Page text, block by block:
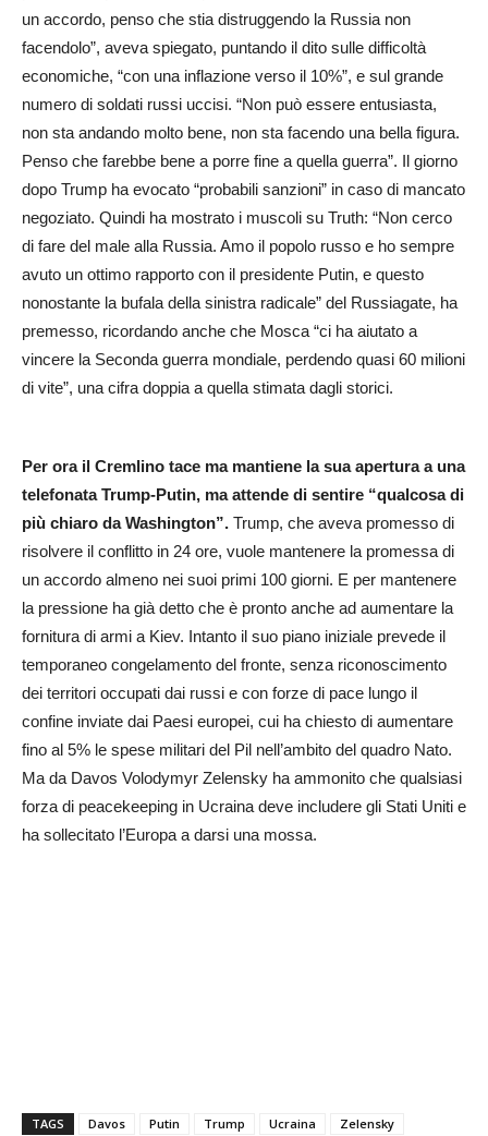
un accordo, penso che stia distruggendo la Russia non
facendolo”, aveva spiegato, puntando il dito sulle difficoltà
economiche, “con una inflazione verso il 10%”, e sul grande
numero di soldati russi uccisi. “Non può essere entusiasta,
non sta andando molto bene, non sta facendo una bella figura.
Penso che farebbe bene a porre fine a quella guerra”. Il giorno
dopo Trump ha evocato “probabili sanzioni” in caso di mancato
negoziato. Quindi ha mostrato i muscoli su Truth: “Non cerco
di fare del male alla Russia. Amo il popolo russo e ho sempre
avuto un ottimo rapporto con il presidente Putin, e questo
nonostante la bufala della sinistra radicale” del Russiagate, ha
premesso, ricordando anche che Mosca “ci ha aiutato a
vincere la Seconda guerra mondiale, perdendo quasi 60 milioni
di vite”, una cifra doppia a quella stimata dagli storici.
Per ora il Cremlino tace ma mantiene la sua apertura a una
telefonata Trump-Putin, ma attende di sentire “qualcosa di
più chiaro da Washington”. Trump, che aveva promesso di
risolvere il conflitto in 24 ore, vuole mantenere la promessa di
un accordo almeno nei suoi primi 100 giorni. E per mantenere
la pressione ha già detto che è pronto anche ad aumentare la
fornitura di armi a Kiev. Intanto il suo piano iniziale prevede il
temporaneo congelamento del fronte, senza riconoscimento
dei territori occupati dai russi e con forze di pace lungo il
confine inviate dai Paesi europei, cui ha chiesto di aumentare
fino al 5% le spese militari del Pil nell’ambito del quadro Nato.
Ma da Davos Volodymyr Zelensky ha ammonito che qualsiasi
forza di peacekeeping in Ucraina deve includere gli Stati Uniti e
ha sollecitato l’Europa a darsi una mossa.
TAGS Davos Putin Trump Ucraina Zelensky